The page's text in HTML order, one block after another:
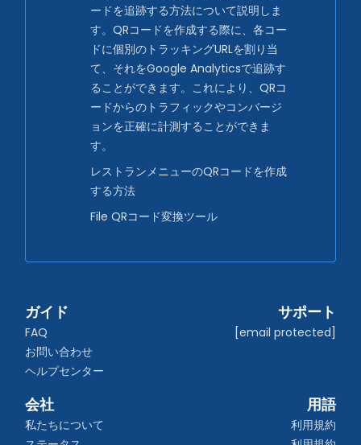
ードを追跡する方法について説明しま
す。QRコードを作成する際に、各コー
ドに個別のトラッキングURLを割り当
て、それをGoogle Analyticsで追跡す
ることができます。これにより、QRコ
ードからのトラフィックやコンバージ
ョンを正確に計測することができま
す。
レストランメニューのQRコードを作成
する方法
File QRコード変換ツール
ガイド
FAQ
お問い合わせ
ヘルプセンター
サポート
[email protected]
会社
私たちについて
用語
利用規約